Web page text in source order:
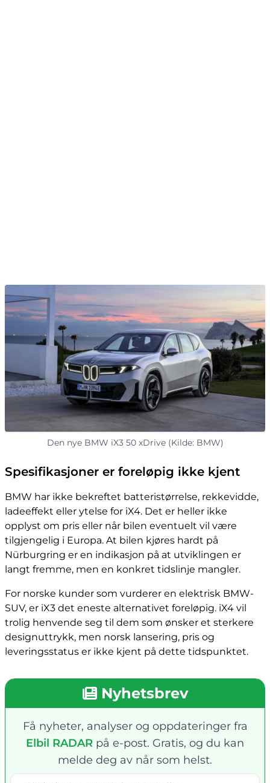
Den nye BMW iX3 50 xDrive (Kilde: BMW)
Spesifikasjoner er foreløpig ikke kjent
BMW har ikke bekreftet batteristørrelse, rekkevidde,
ladeeffekt eller ytelse for iX4. Det er heller ikke
opplyst om pris eller når bilen eventuelt vil være
tilgjengelig i Europa. At bilen kjøres hardt på
Nürburgring er en indikasjon på at utviklingen er
langt fremme, men en konkret tidslinje mangler.
For norske kunder som vurderer en elektrisk BMW-
SUV, er iX3 det eneste alternativet foreløpig. iX4 vil
trolig henvende seg til dem som ønsker et sterkere
designuttrykk, men norsk lansering, pris og
leveringsstatus er ikke kjent på dette tidspunktet.
Nyhetsbrev
Få nyheter, analyser og oppdateringer fra
Elbil RADAR på e-post. Gratis, og du kan
melde deg av når som helst.